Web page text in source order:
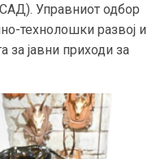
Управниот одбор
технолошки развој и
јавни приходи за